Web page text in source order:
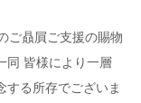
ご贔屓ご支援の賜物
同 皆様により一層
する所存でございま